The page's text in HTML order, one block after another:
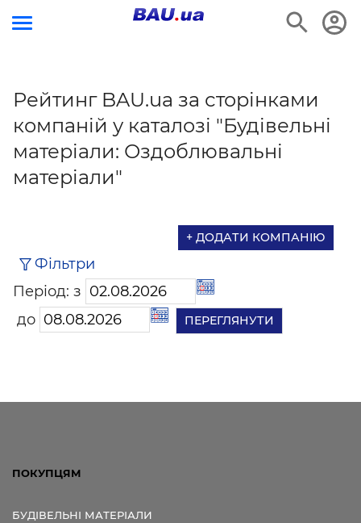
Рейтинг BAU.ua за сторінками
компаній у каталозі "Будівельні
матеріали: Оздоблювальні
матеріали"
+ ДОДАТИ КОМПАНІЮ
Фільтри
Період: з
до
ПОКУПЦЯМ
БУДІВЕЛЬНІ МАТЕРІАЛИ